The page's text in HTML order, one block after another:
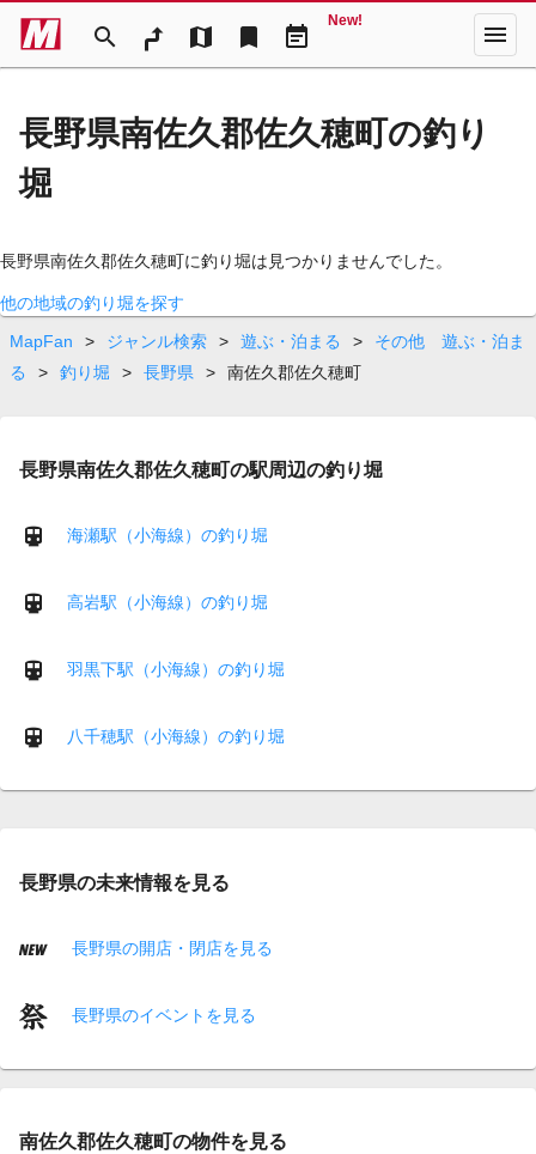
search map bookmark event_note
New! menu
長野県南佐久郡佐久穂町の釣り
堀
長野県南佐久郡佐久穂町に釣り堀は見つかりませんでした。
他の地域の釣り堀を探す
MapFan
> ジャンル検索 > 遊ぶ・泊まる >
その他 遊ぶ・泊ま
る
> 釣り堀 > 長野県 > 南佐久郡佐久穂町
長野県南佐久郡佐久穂町の駅周辺の釣り堀
海瀬駅（小海線）の釣り堀
高岩駅（小海線）の釣り堀
羽黒下駅（小海線）の釣り堀
八千穂駅（小海線）の釣り堀
長野県の未来情報を見る
長野県の開店・閉店を見る
長野県のイベントを見る
南佐久郡佐久穂町の物件を見る